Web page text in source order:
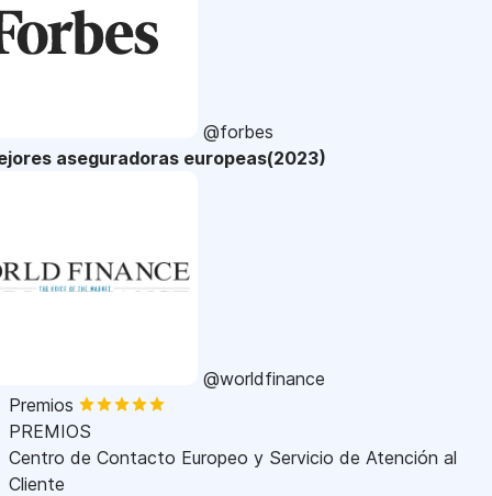
@forbes
aseguradoras europeas(2023)
@worldfinance
Premios
PREMIOS
Centro de Contacto Europeo y Servicio de Atención al
Cliente